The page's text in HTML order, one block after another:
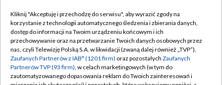
TVP
Abonament TVP
Emisja w TVP
Centrum informacji TVP
Regulamin TVP
Polityka prywatności
Moje zgody
Kliknij "Akceptuję i przechodzę do serwisu", aby wyrazić zgody na
korzystanie z technologii automatycznego śledzenia i zbierania danych,
dostęp do informacji na Twoim urządzeniu końcowym i ich
przechowywanie oraz na przetwarzanie Twoich danych osobowych przez
nas, czyli Telewizję Polską S.A. w likwidacji (zwaną dalej również „TVP”),
Zaufanych Partnerów z IAB* (1201 firm) oraz pozostałych Zaufanych
Partnerów TVP (93 firm), w celach marketingowych (w tym do
zautomatyzowanego dopasowania reklam do Twoich zainteresowań i